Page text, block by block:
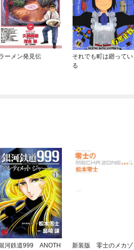
ーメン発見伝
それでも町は廻ってい
る
河鉄道999 ANOTH
新装版 零士のメカゾ